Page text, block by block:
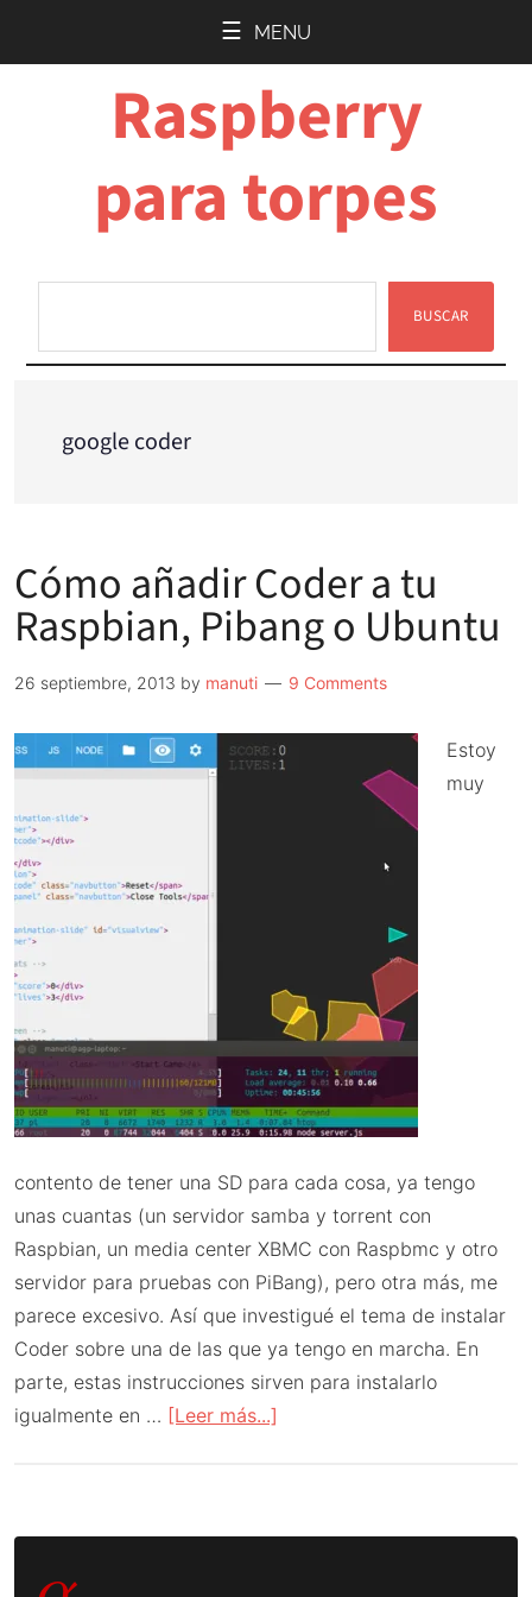
MENU
Raspberry
para torpes
BUSCAR
google coder
Cómo añadir Coder a tu
Raspbian, Pibang o Ubuntu
26 septiembre, 2013 by manuti 9 Comments
Estoy
muy
contento de tener una SD para cada cosa, ya tengo
unas cuantas (un servidor samba y torrent con
Raspbian, un media center XBMC con Raspbmc y otro
servidor para pruebas con PiBang), pero otra más, me
parece excesivo. Así que investigué el tema de instalar
Coder sobre una de las que ya tengo en marcha. En
parte, estas instrucciones sirven para instalarlo
igualmente en … [Leer más...]
Barra